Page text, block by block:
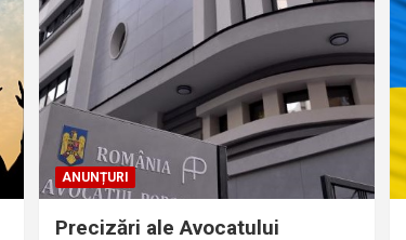
ANUNȚURI
Precizări ale Avocatului